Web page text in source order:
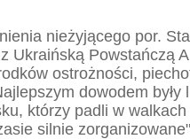
nieżyjącego por.
Ukraińską Powstańczą
ostrożności,
dowodem były
którzy padli w
silnie